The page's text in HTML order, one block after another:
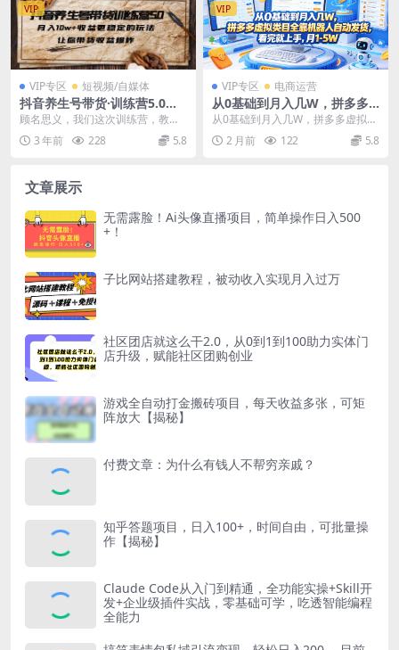
VIP
VIP专区 短视频/自媒体
抖音养生号带货·训练营5.0，
让你带货收益爆炸
顾名思义，我们这次训练营，教的
是抖音带货里一个细分类目：养生
号带货。 经过之前的...
3 年前 228 5.8
VIP
VIP专区 电商运营
从0基础到月入几W，拼多多
虚拟类目全靠机器人自动发
货，看完就上手，月1-5W
【揭秘】
从0基础到月入几W，拼多多虚拟类
目全靠机器人自动发货，看完就上
手，月1-5W【揭...
2 月前 122 5.8
文章展示
无需露脸！Ai头像直播项目，简单操作日入500
+！
子比网站搭建教程，被动收入实现月入过万
社区团店就这么干2.0，从0到1到100助力实体门
店升级，赋能社区团购创业
游戏全自动打金搬砖项目，每天收益多张，可矩
阵放大【揭秘】
付费文章：为什么有钱人不帮穷亲戚？
知乎答题项目，日入100+，时间自由，可批量操
作【揭秘】
Claude Code从入门到精通，全功能实操+Skill开
发+企业级插件实战，零基础可学，吃透智能编程
全能力